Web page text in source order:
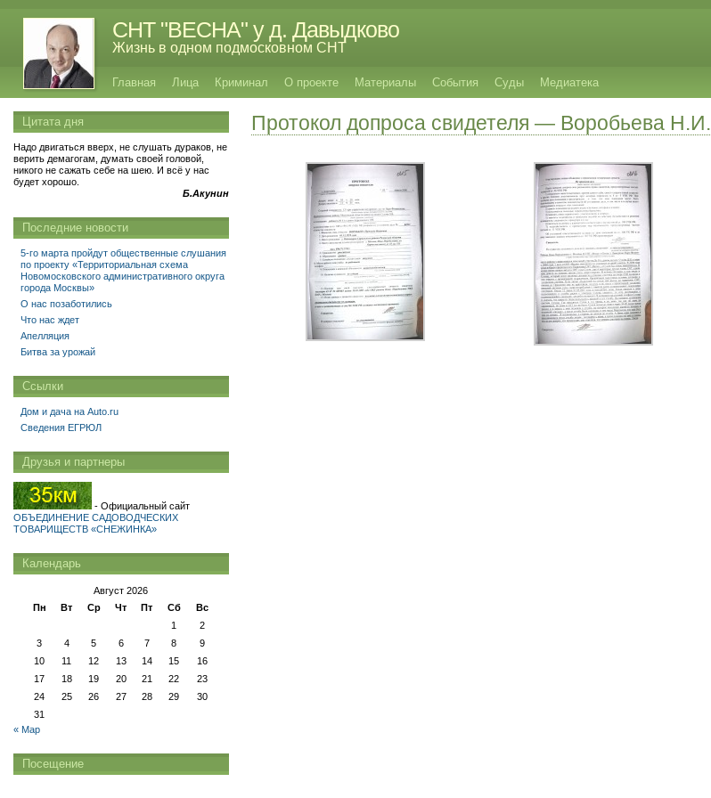
СНТ "ВЕСНА" у д. Давыдково
Жизнь в одном подмосковном СНТ
Главная Лица Криминал О проекте Материалы События Суды Медиатека
Протокол допроса свидетеля — Воробьева Н.И.
Цитата дня
Надо двигаться вверх, не слушать дураков, не
верить демагогам, думать своей головой,
никого не сажать себе на шею. И всё у нас
будет хорошо.
Б.Акунин
Последние новости
5-го марта пройдут общественные слушания
по проекту «Территориальная схема
Новомосковского административного округа
города Москвы»
О нас позаботились
Что нас ждет
Апелляция
Битва за урожай
Ссылки
Дом и дача на Auto.ru
Сведения ЕГРЮЛ
Друзья и партнеры
- Официальный сайт
ОБЪЕДИНЕНИЕ САДОВОДЧЕСКИХ
ТОВАРИЩЕСТВ «СНЕЖИНКА»
Календарь
Август 2026
Пн
Вт Ср Чт Пт Сб
Вс
1
2
3
4 5 6 7 8
9
10
11 12 13 14 15
16
17
18 19 20 21 22
23
24
25 26 27 28 29
30
31
« Мар
Посещение